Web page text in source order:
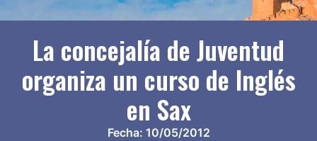
La concejalía de Juventud
organiza un curso de Inglés
en Sax
Fecha: 10/05/2012